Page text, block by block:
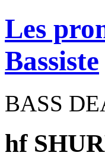
Les
Bassiste
BASS
hf